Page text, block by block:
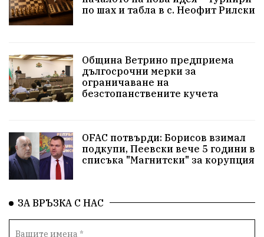
Актуално Образователно
Красиво Ветрино защитниците
Детски лагер Вяра Евроатлантизъм
Народно читалище Изобразително изкуство
български художници
Семейство Новости Български Юнак
Възстановки
по шах и табла в с. Неофит Рилски
Община Ветрино предприема
дългосрочни мерки за
ограничаване на
безстопанствените кучета
OFAC потвърди: Борисов взимал
подкупи, Пеевски вече 5 години в
списъка "Магнитски" за корупция
ЗА ВРЪЗКА С НАС